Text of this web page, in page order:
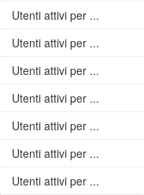
Utenti attivi per ...
Utenti attivi per ...
Utenti attivi per ...
Utenti attivi per ...
Utenti attivi per ...
Utenti attivi per ...
Utenti attivi per ...